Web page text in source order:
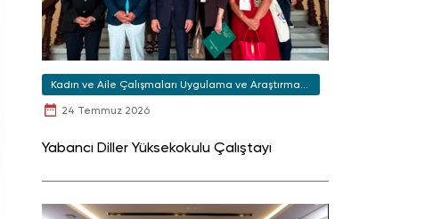
Kadın ve Aile Çalışmaları Uygulama ve Araştırma
24 Temmuz 2026
Yabancı Diller Yüksekokulu Çalıştayı